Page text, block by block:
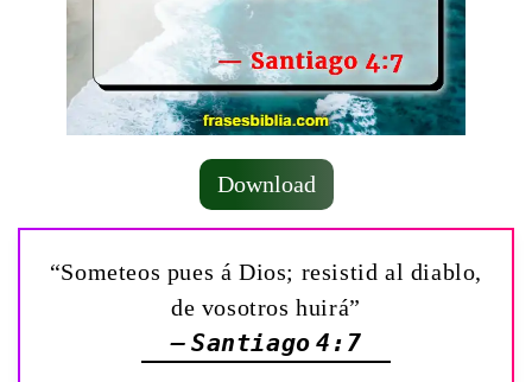
Download
“Someteos pues á Dios; resistid al diablo,
de vosotros huirá”
— Santiago 4:7